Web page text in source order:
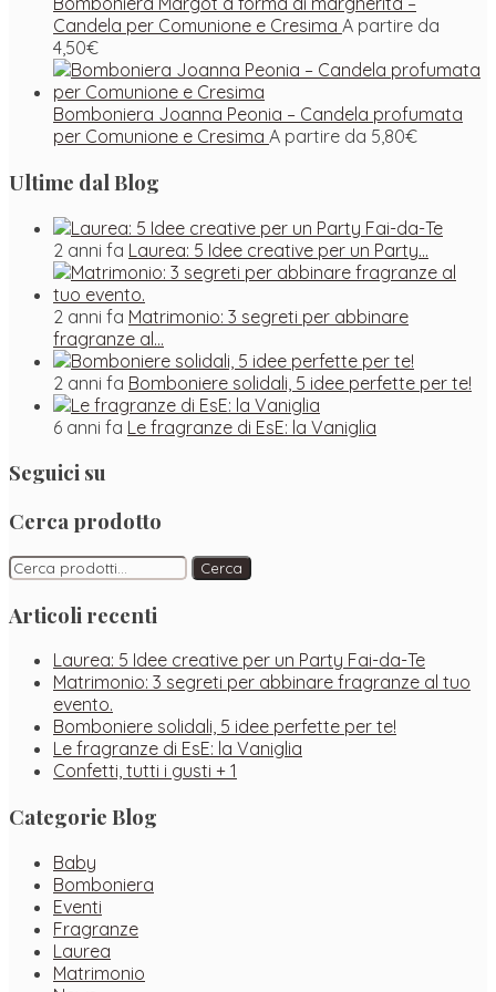
Candela per Comunione e Cresima A partire da
4,50€
Bomboniera Joanna Peonia – Candela profumata
per Comunione e Cresima A partire da 5,80€
Ultime dal Blog
2 anni fa Laurea: 5 Idee creative per un Party…
2 anni fa Matrimonio: 3 segreti per abbinare
fragranze al…
2 anni fa Bomboniere solidali, 5 idee perfette per te!
6 anni fa Le fragranze di EsE: la Vaniglia
Seguici su
Facebook
Instagram
Pinterest
Cerca prodotto
Cerca: Cerca
Articoli recenti
Laurea: 5 Idee creative per un Party Fai-da-Te
Matrimonio: 3 segreti per abbinare fragranze al tuo
evento.
Bomboniere solidali, 5 idee perfette per te!
Le fragranze di EsE: la Vaniglia
Confetti, tutti i gusti + 1
Categorie Blog
Baby
Bomboniera
Eventi
Fragranze
Laurea
Matrimonio